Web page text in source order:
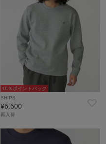
10％ポイントバック
SHIPS
¥6,600
再入荷